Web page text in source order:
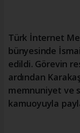
Türk İnternet
bünyesinde
edildi. Görevin
ardından
memnuniyet ve
kamuoyuyla